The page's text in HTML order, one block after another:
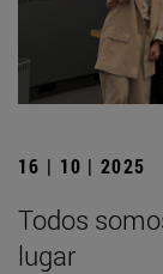
16 | 10 | 2025
Todos
lugar